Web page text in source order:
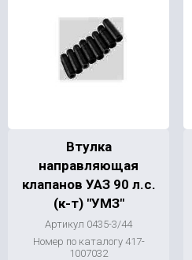
Втулка
направляющая
клапанов УАЗ 90 л.с.
(к-т) "УМЗ"
Артикул 0435-3/44
Номер по каталогу 417-
1007032